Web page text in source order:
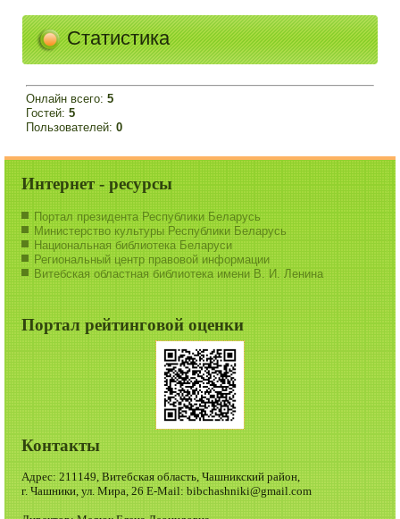
Статистика
Онлайн всего:5
Гостей:5
Пользователей:0
Интернет - ресурсы
Портал президента Республики Беларусь
Министерство культуры Республики Беларусь
Национальная библиотека Беларуси
Региональный центр правовой информации
Витебская областная библиотека имени В. И. Ленина
Портал рейтинговой оценки
Контакты
Адрес: 211149, Витебская область, Чашникский район,
г. Чашники, ул. Мира, 26 E-Mail: bibchashniki@gmail.com